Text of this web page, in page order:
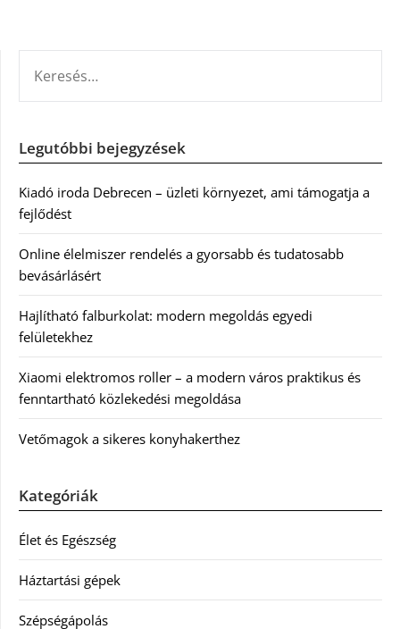
Legutóbbi bejegyzések
Kiadó iroda Debrecen – üzleti környezet, ami támogatja a
fejlődést
Online élelmiszer rendelés a gyorsabb és tudatosabb
bevásárlásért
Hajlítható falburkolat: modern megoldás egyedi
felületekhez
Xiaomi elektromos roller – a modern város praktikus és
fenntartható közlekedési megoldása
Vetőmagok a sikeres konyhakerthez
Kategóriák
Élet és Egészség
Háztartási gépek
Szépségápolás